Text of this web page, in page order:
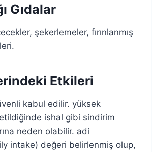
Gıdalar
şekerlemeler, fırınlanmış
Etkileri
kabul edilir. yüksek
ishal gibi sindirim
neden olabilir. adi
intake) değeri belirlenmiş olup,